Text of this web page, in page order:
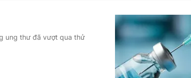
Video
Shorts video
Podcast
ung thư đã vượt qua thử